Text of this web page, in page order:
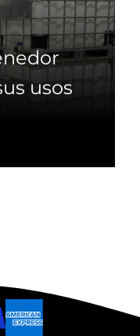
usos